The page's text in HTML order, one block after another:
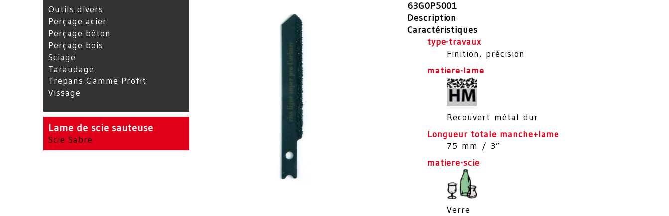
Outils divers
Perçage acier
Perçage béton
Perçage bois
Sciage
Taraudage
Trepans Gamme Profit
Vissage
Lame de scie sauteuse
Scie Sabre
63G0P5001
Description
Caractéristiques
type-travaux
Finition, précision
matiere-lame
Recouvert métal dur
Longueur totale manche+lame
75 mm / 3″
matiere-scie
Verre